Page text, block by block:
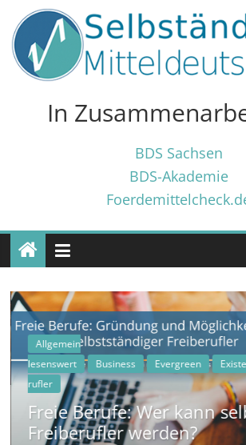
Inhalt
springen
Selbständig
Tricks
✓
für
und
Gründer
in
und
außerhalb
Mitteldeutschlands
In
BDS Sachsen
BDS-Akademie
Allgemein
lesenswert
Business Evergreen
rufler
Freie Berufe: Wer kann
Freiberufler werden?